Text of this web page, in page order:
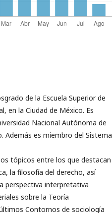
de la Escuela Superior de
en la Ciudad de México. Es
Nacional Autónoma de
Además es miembro del Sistema
tópicos entre los que destacan
la filosofía del derecho, así
perspectiva interpretativa
sobre la Teoría
Contornos de sociología